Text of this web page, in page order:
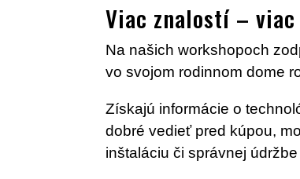
Viac znalostí –
Na našich workshopoch
vo svojom rodinnom dome
Získajú informácie o
dobré vedieť pred kúpou,
inštaláciu či správnej